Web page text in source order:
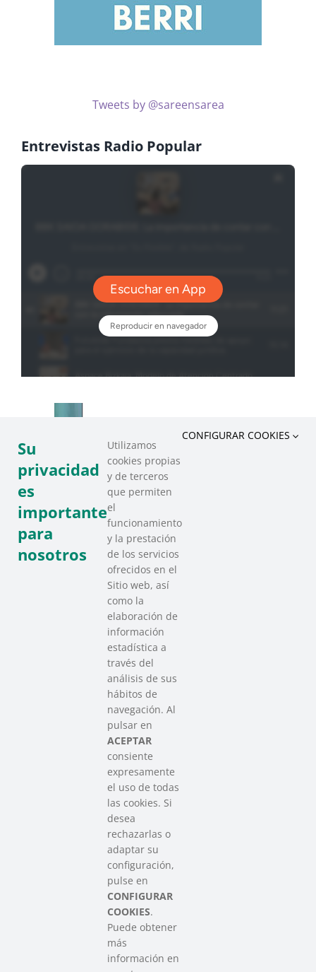
Tweets by @sareensarea
Entrevistas Radio Popular
SAREEN SAREA
Asociación que agrupa a las redes
del Tercer Sector Social en Euskadi
Contacto
info@sareensarea.eu
Iparraguirre, 9 lonja – 48009 Bilbao
946 569 230
Colabora
Su
privacidad
es
importante
para
nosotros
Utilizamos
cookies propias
y de terceros
que permiten
el
funcionamiento
y la prestación
de los servicios
ofrecidos en el
Sitio web, así
como la
elaboración de
información
estadística a
través del
análisis de sus
hábitos de
navegación. Al
pulsar en
ACEPTAR
consiente
expresamente
el uso de todas
las cookies. Si
desea
rechazarlas o
adaptar su
configuración,
pulse en
CONFIGURAR
COOKIES.
Puede obtener
más
información en
CONFIGURAR COOKIES